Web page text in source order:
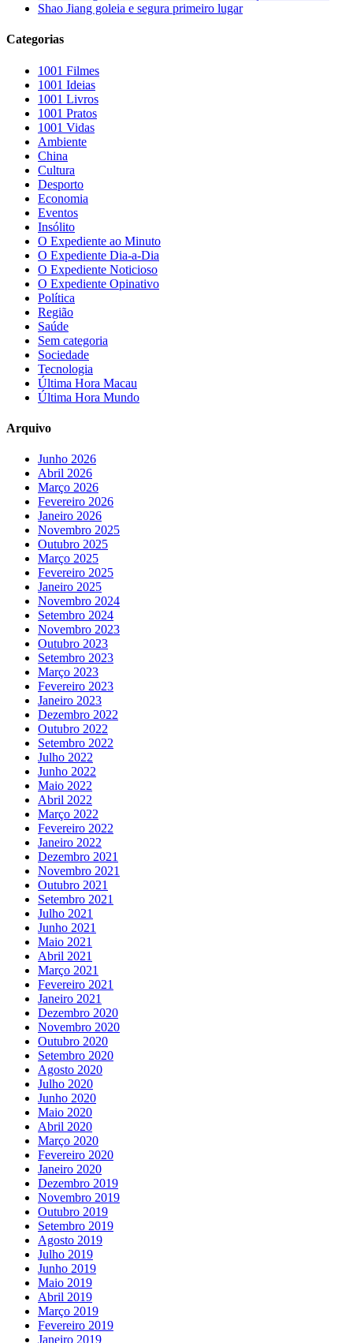
Shao Jiang goleia e segura primeiro lugar
Categorias
1001 Filmes
1001 Ideias
1001 Livros
1001 Pratos
1001 Vidas
Ambiente
China
Cultura
Desporto
Economia
Eventos
Insólito
O Expediente ao Minuto
O Expediente Dia-a-Dia
O Expediente Noticioso
O Expediente Opinativo
Política
Região
Saúde
Sem categoria
Sociedade
Tecnologia
Última Hora Macau
Última Hora Mundo
Arquivo
Junho 2026
Abril 2026
Março 2026
Fevereiro 2026
Janeiro 2026
Novembro 2025
Outubro 2025
Março 2025
Fevereiro 2025
Janeiro 2025
Novembro 2024
Setembro 2024
Novembro 2023
Outubro 2023
Setembro 2023
Março 2023
Fevereiro 2023
Janeiro 2023
Dezembro 2022
Outubro 2022
Setembro 2022
Julho 2022
Junho 2022
Maio 2022
Abril 2022
Março 2022
Fevereiro 2022
Janeiro 2022
Dezembro 2021
Novembro 2021
Outubro 2021
Setembro 2021
Julho 2021
Junho 2021
Maio 2021
Abril 2021
Março 2021
Fevereiro 2021
Janeiro 2021
Dezembro 2020
Novembro 2020
Outubro 2020
Setembro 2020
Agosto 2020
Julho 2020
Junho 2020
Maio 2020
Abril 2020
Março 2020
Fevereiro 2020
Janeiro 2020
Dezembro 2019
Novembro 2019
Outubro 2019
Setembro 2019
Agosto 2019
Julho 2019
Junho 2019
Maio 2019
Abril 2019
Março 2019
Fevereiro 2019
Janeiro 2019